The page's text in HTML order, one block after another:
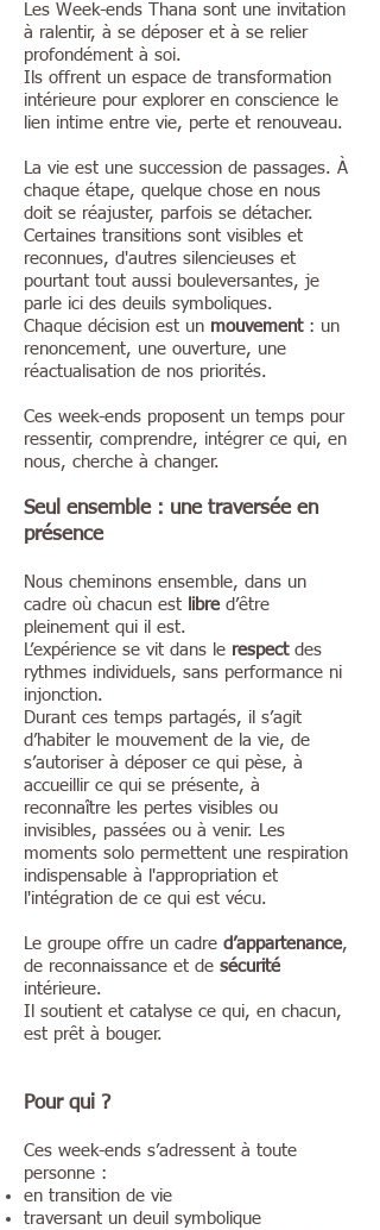
Les Week-ends Thana sont une invitation
à ralentir, à se déposer et à se relier
profondément à soi.
Ils offrent un espace de transformation
intérieure pour explorer en conscience le
lien intime entre vie, perte et renouveau.
La vie est une succession de passages. À
chaque étape, quelque chose en nous
doit se réajuster, parfois se détacher.
Certaines transitions sont visibles et
reconnues, d'autres silencieuses et
pourtant tout aussi bouleversantes, je
parle ici des deuils symboliques.
Chaque décision est un mouvement : un
renoncement, une ouverture, une
réactualisation de nos priorités.
Ces week-ends proposent un temps pour
ressentir, comprendre, intégrer ce qui, en
nous, cherche à changer.
Seul ensemble : une traversée en
présence
Nous cheminons ensemble, dans un
cadre où chacun est libre d’être
pleinement qui il est.
L’expérience se vit dans le respect des
rythmes individuels, sans performance ni
injonction.
Durant ces temps partagés, il s’agit
d’habiter le mouvement de la vie, de
s’autoriser à déposer ce qui pèse, à
accueillir ce qui se présente, à
reconnaître les pertes visibles ou
invisibles, passées ou à venir. Les
moments solo permettent une respiration
indispensable à l'appropriation et
l'intégration de ce qui est vécu.
Le groupe offre un cadre d’appartenance,
de reconnaissance et de sécurité
intérieure.
Il soutient et catalyse ce qui, en chacun,
est prêt à bouger.
Pour qui ?
Ces week-ends s’adressent à toute
personne :
en transition de vie
traversant un deuil symbolique